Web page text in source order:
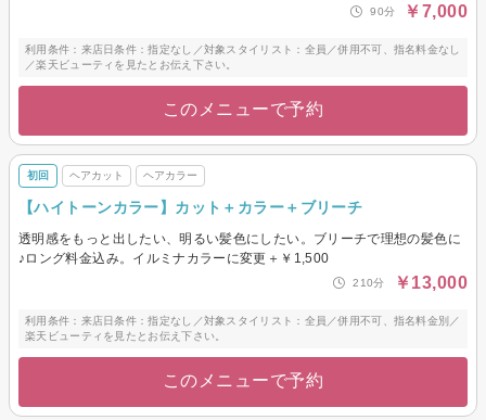
90分 ￥7,000
利用条件：来店日条件：指定なし／対象スタイリスト：全員／併用不可、指名料金なし
／楽天ビューティを見たとお伝え下さい。
このメニューで予約
初回 ヘアカット ヘアカラー
【ハイトーンカラー】カット＋カラー＋ブリーチ
透明感をもっと出したい、明るい髪色にしたい。ブリーチで理想の髪色に
♪ロング料金込み。イルミナカラーに変更＋￥1,500
210分 ￥13,000
利用条件：来店日条件：指定なし／対象スタイリスト：全員／併用不可、指名料金別／
楽天ビューティを見たとお伝え下さい。
このメニューで予約